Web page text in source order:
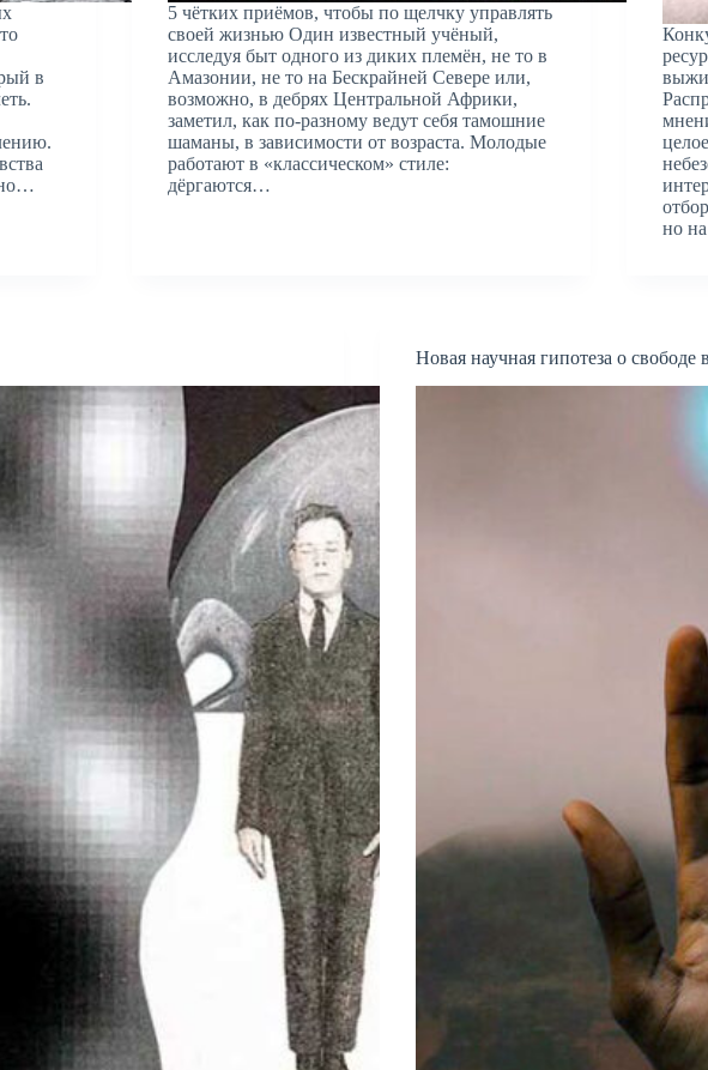
в
5 чётких приёмов, чтобы по щелчку управлять
своей жизнью Один известный учёный,
исследуя быт одного из диких племён, не то в
Амазонии, не то на Бескрайней Севере или,
возможно, в дебрях Центральной Африки,
заметил, как по-разному ведут себя тамошние
шаманы, в зависимости от возраста. Молодые
работают в «классическом» стиле:
дёргаются…
но
Новая научная гипотеза о свободе